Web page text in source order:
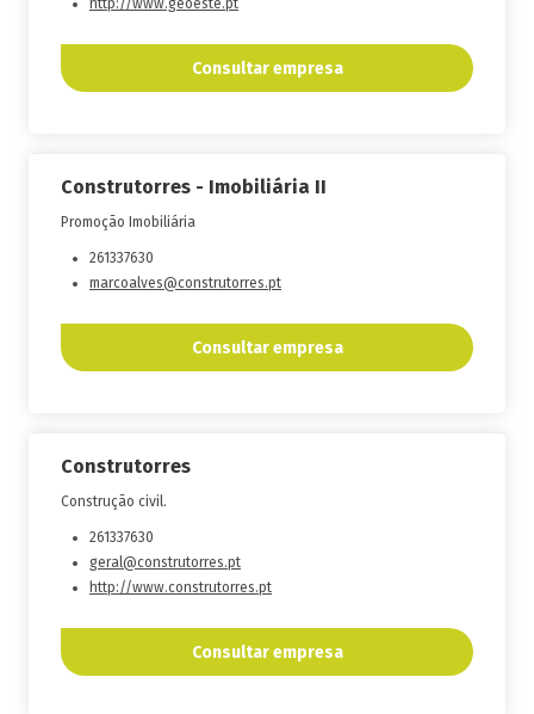
http://www.geoeste.pt
Consultar empresa
Construtorres - Imobiliária II
Promoção Imobiliária
261337630
marcoalves@construtorres.pt
Consultar empresa
Construtorres
Construção civil.
261337630
geral@construtorres.pt
http://www.construtorres.pt
Consultar empresa